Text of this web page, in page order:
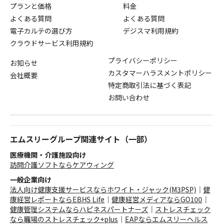
プランと価格
よくある質問
電子カルテの選び方
クラウドサービス利用規約
料金
よくある質問
デジスマ利用規約
お知らせ
会社概要
プライバシーポリシー
カスタマーハラスメントポリシー
特定商取引法に基づく表記
お問い合わせ
エムスリーグループ関連サイト（一部）
医療機関・介護施設向け
訪問介護ソフトならケアウィング
一般企業向け
法人向け健康支援サービスならホワイト・ジャック(M3PSP) ｜ 健
康経営レポートならEBHS Life ｜ 健康経営メディアならGO100 ｜
健康管理システムならハピネスパートナーズ ｜ ストレスチェック
なら職場のストレスチェック+plus ｜ EAPならエムスリーヘルス